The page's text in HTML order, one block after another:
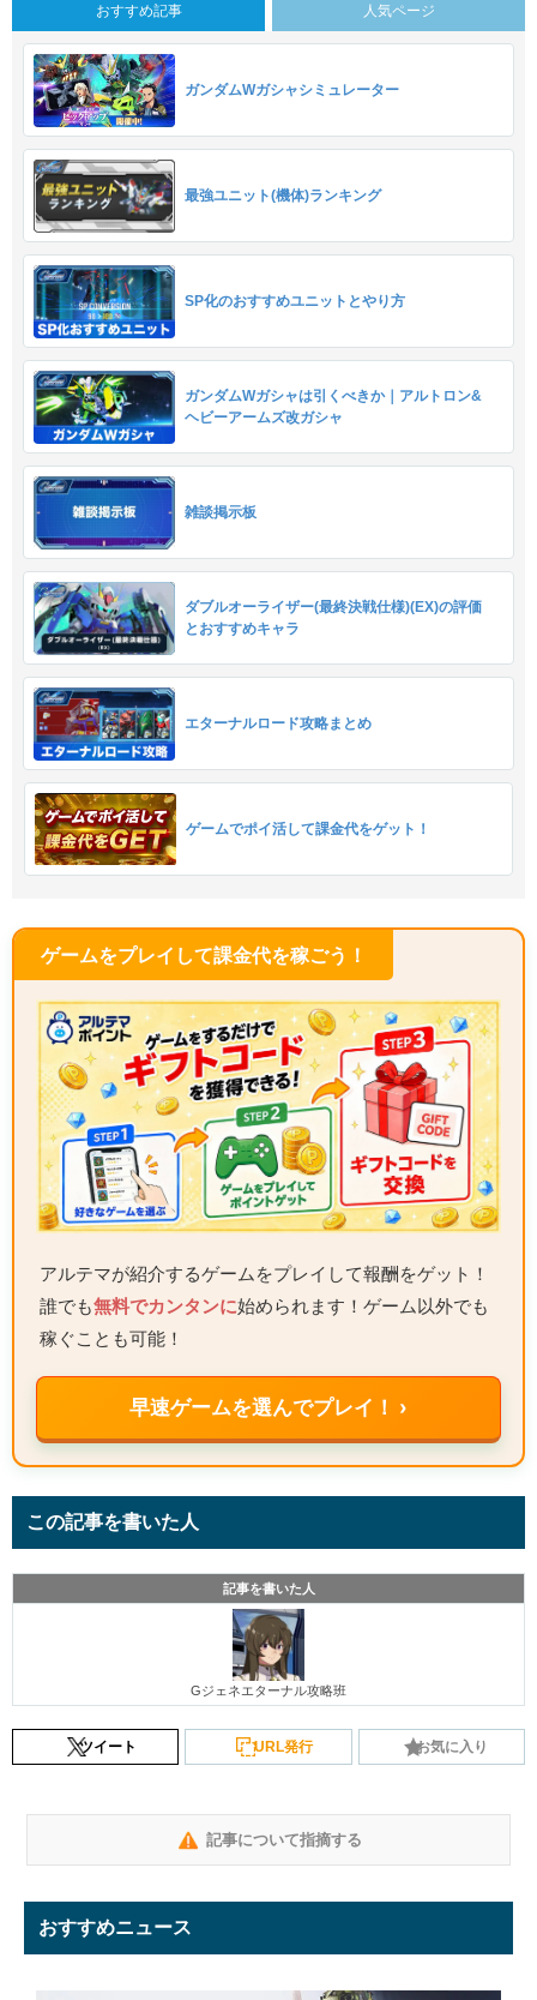
おすすめ記事 人気ページ
ガンダムWガシャシミュレーター
最強ユニット(機体)ランキング
SP化のおすすめユニットとやり方
ガンダムWガシャは引くべきか｜アルトロン&
ヘビーアームズ改ガシャ
雑談掲示板
ダブルオーライザー(最終決戦仕様)(EX)の評価
とおすすめキャラ
エターナルロード攻略まとめ
ゲームでポイ活して課金代をゲット！
ゲームをプレイして課金代を稼ごう！
アルテマが紹介するゲームをプレイして報酬をゲット！
誰でも無料でカンタンに始められます！ゲーム以外でも
稼ぐことも可能！
早速ゲームを選んでプレイ！ ›
この記事を書いた人
記事を書いた人
Gジェネエターナル攻略班
ツイート URL発行 お気に入り
記事について指摘する
おすすめニュース